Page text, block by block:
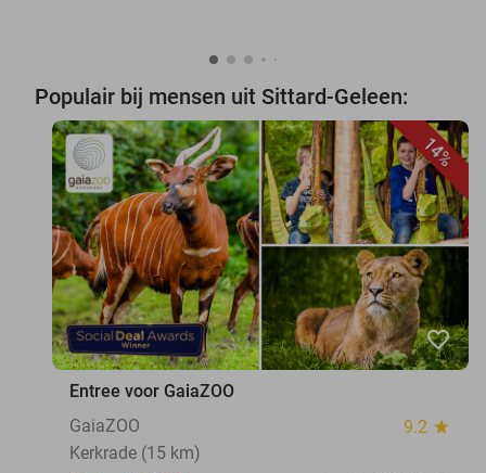
Populair bij mensen uit Sittard-Geleen:
14%
favorite_border
Entree voor GaiaZOO
GaiaZOO
9.2 star
Kerkrade (15 km)